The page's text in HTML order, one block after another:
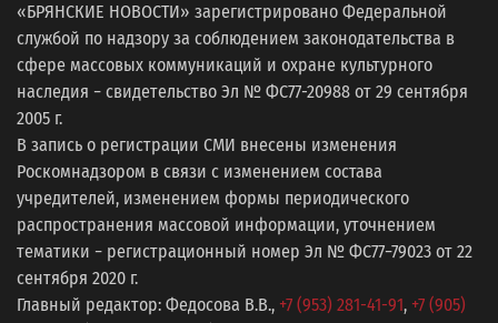
«БРЯНСКИЕ НОВОСТИ» зарегистрировано Федеральной
службой по надзору за соблюдением законодательства в
сфере массовых коммуникаций и охране культурного
наследия − свидетельство Эл № ФС77-20988 от 29 сентября
2005 г.
В запись о регистрации СМИ внесены изменения
Роскомнадзором в связи с изменением состава
учредителей, изменением формы периодического
распространения массовой информации, уточнением
тематики − регистрационный номер Эл № ФС77−79023 от 22
сентября 2020 г.
Главный редактор: Федосова В.В., +7 (953) 281-41-91, +7 (905)